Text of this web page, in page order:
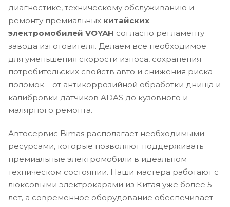
диагностике, техническому обслуживанию и
ремонту премиальных китайских
электромобилей VOYAH согласно регламенту
завода изготовителя. Делаем все необходимое
для уменьшения скорости износа, сохранения
потребительских свойств авто и снижения риска
поломок – от антикоррозийной обработки днища и
калибровки датчиков ADAS до кузовного и
малярного ремонта.
Автосервис Bimas располагает необходимыми
ресурсами, которые позволяют поддерживать
премиальные электромобили в идеальном
техническом состоянии. Наши мастера работают с
люксовыми электрокарами из Китая уже более 5
лет, а современное оборудование обеспечивает